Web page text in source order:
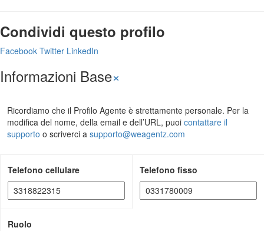
Condividi questo profilo
Facebook Twitter LinkedIn
Informazioni Base×
Ricordiamo che il Profilo Agente è strettamente personale. Per la
modifica del nome, della email e dell’URL, puoi contattare il
supporto o scriverci a supporto@weagentz.com
Telefono cellulare Telefono fisso
Ruolo